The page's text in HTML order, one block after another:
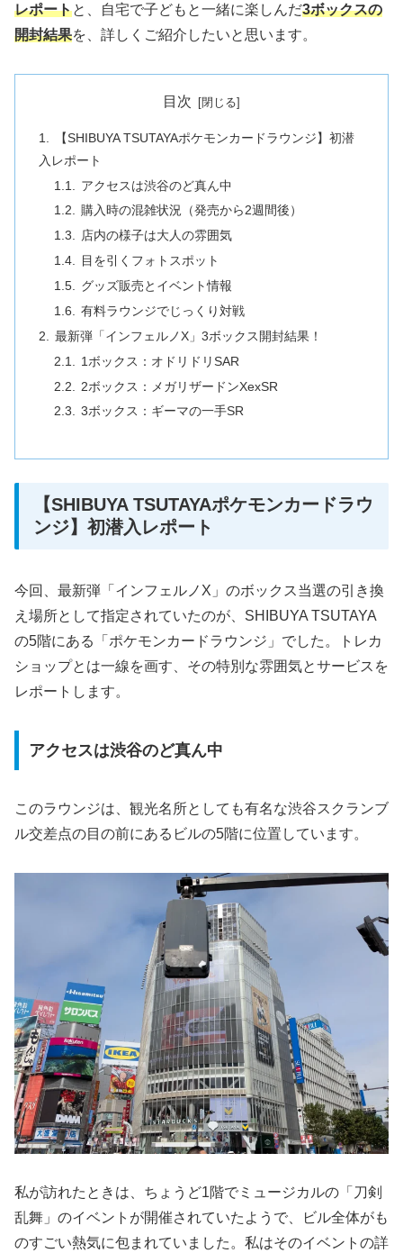
レポートと、自宅で子どもと一緒に楽しんだ3ボックスの
開封結果を、詳しくご紹介したいと思います。
目次
【SHIBUYA TSUTAYAポケモンカードラウンジ】初潜
入レポート
アクセスは渋谷のど真ん中
購入時の混雑状況（発売から2週間後）
店内の様子は大人の雰囲気
目を引くフォトスポット
グッズ販売とイベント情報
有料ラウンジでじっくり対戦
最新弾「インフェルノX」3ボックス開封結果！
1ボックス：オドリドリSAR
2ボックス：メガリザードンXexSR
3ボックス：ギーマの一手SR
【SHIBUYA TSUTAYAポケモンカードラウ
ンジ】初潜入レポート
今回、最新弾「インフェルノX」のボックス当選の引き換
え場所として指定されていたのが、SHIBUYA TSUTAYA
の5階にある「ポケモンカードラウンジ」でした。トレカ
ショップとは一線を画す、その特別な雰囲気とサービスを
レポートします。
アクセスは渋谷のど真ん中
このラウンジは、観光名所としても有名な渋谷スクランブ
ル交差点の目の前にあるビルの5階に位置しています。
私が訪れたときは、ちょうど1階でミュージカルの「刀剣
乱舞」のイベントが開催されていたようで、ビル全体がも
のすごい熱気に包まれていました。私はそのイベントの詳